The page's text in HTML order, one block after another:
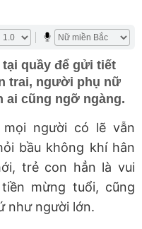
quầy để gửi tiết
trai, người phụ nữ
ai cũng ngỡ ngàng.
người có lẽ vẫn
bầu không khí hân
trẻ con hẳn là vui
mừng tuổi, cũng
như người lớn.